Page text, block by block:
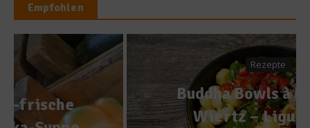
Empfohlen
Buddha Bowls à la Stefan
Wiertz – Ligurische